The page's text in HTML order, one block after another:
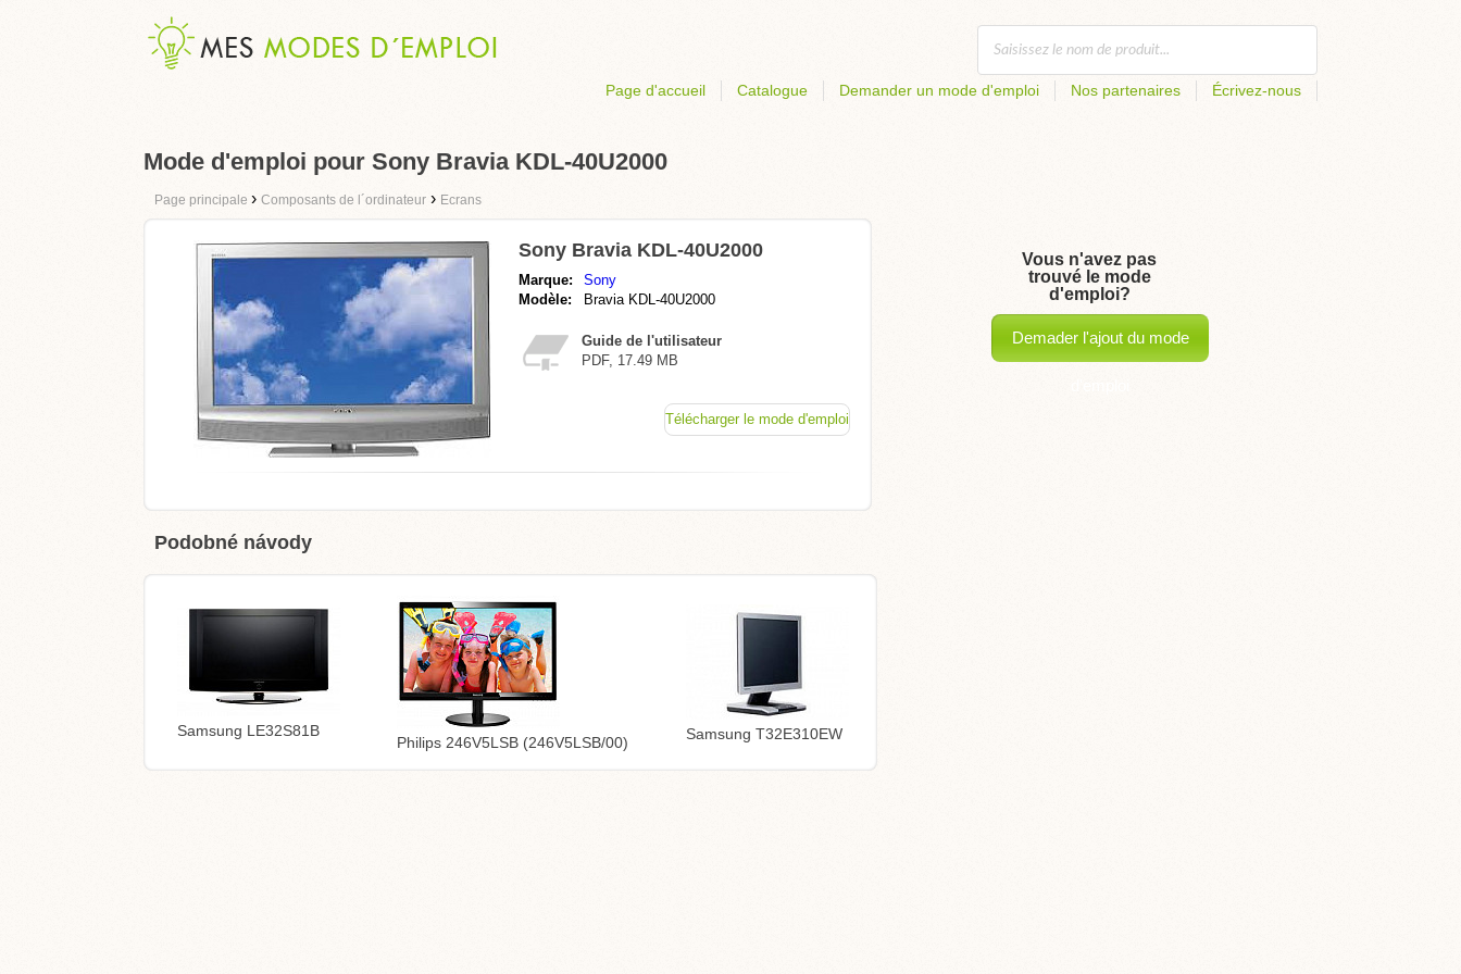
Page d'accueil Catalogue Demander un mode d'emploi Nos partenaires Écrivez-nous
Mode d'emploi pour Sony Bravia KDL-40U2000
Page principale › Composants de l´ordinateur › Ecrans
Sony Bravia KDL-40U2000
Marque:
Sony
Modèle:
Bravia KDL-40U2000
Guide de l'utilisateur
PDF, 17.49 MB
Télécharger le mode d'emploi
Podobné návody
Samsung LE32S81B
Philips 246V5LSB (246V5LSB/00) Samsung T32E310EW
Vous n'avez pas
trouvé le mode
d'emploi?
Demader l'ajout du mode